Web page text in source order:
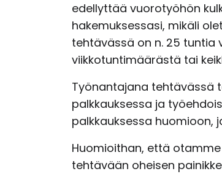
edellyttää vuorotyöhön
hakemuksessasi, mikäli
tehtävässä on n. 25 tuntia
viikkotuntimäärästä tai
Työnantajana tehtävässä
palkkauksessa ja
palkkauksessa
Huomioithan, että
tehtävään oheisen